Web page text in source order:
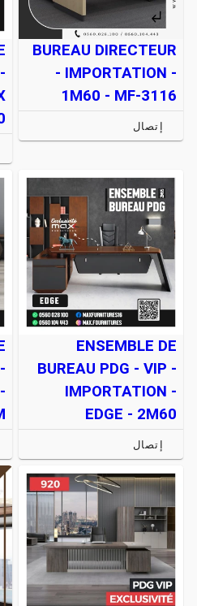
BUREAU DIRECTEUR
- IMPORTATION -
1M60 - MF-3116
إتصال
ENSEMBLE DE
BUREAU PDG - VIP -
IMPORTATION -
EDGE - 2M60
إتصال